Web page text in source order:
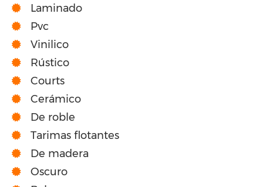
Laminado
Pvc
Vinilico
Rústico
Courts
Cerámico
De roble
Tarimas flotantes
De madera
Oscuro